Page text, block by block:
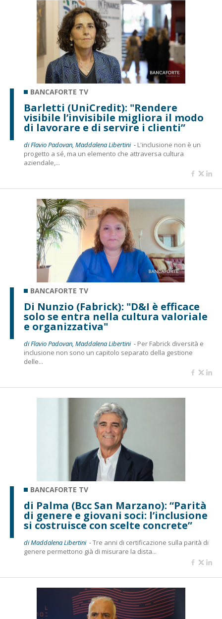
BANCAFORTE TV
Barletti (UniCredit): "Rendere
visibile l’invisibile migliora il modo
di lavorare e di servire i clienti”
di Flavio Padovan, Maddalena Libertini - L'inclusione non è un
progetto a sé, ma un elemento che attraversa cultura
aziendale,...
BANCAFORTE TV
Di Nunzio (Fabrick): "D&I è efficace
solo se entra nella cultura valoriale
e organizzativa"
di Flavio Padovan, Maddalena Libertini - Per Fabrick diversità e
inclusione non sono un capitolo separato della gestione
delle...
BANCAFORTE TV
di Palma (Bcc San Marzano): “Parità
di genere e giovani soci: l’inclusione
si costruisce con scelte concrete”
di Maddalena Libertini -Tre anni di certificazione sulla parità di
genere permettono già di misurare la dista...